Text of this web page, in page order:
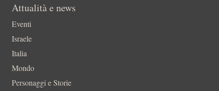
Attualità e news
Eventi
Israele
Italia
Mondo
Personaggi e Storie